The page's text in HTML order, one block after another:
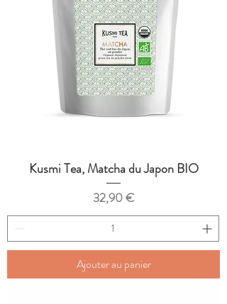
Kusmi Tea, Matcha du Japon BIO
Prix
32,90 €
Ajouter au panier